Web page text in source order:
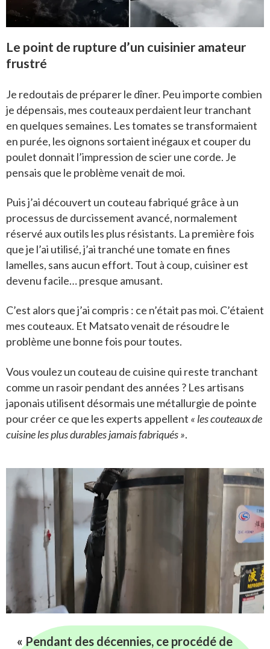
Le point de rupture d’un cuisinier amateur
frustré
Je redoutais de préparer le dîner. Peu importe combien
je dépensais, mes couteaux perdaient leur tranchant
en quelques semaines. Les tomates se transformaient
en purée, les oignons sortaient inégaux et couper du
poulet donnait l’impression de scier une corde. Je
pensais que le problème venait de moi.
Puis j’ai découvert un couteau fabriqué grâce à un
processus de durcissement avancé, normalement
réservé aux outils les plus résistants. La première fois
que je l’ai utilisé, j’ai tranché une tomate en fines
lamelles, sans aucun effort. Tout à coup, cuisiner est
devenu facile… presque amusant.
C’est alors que j’ai compris : ce n’était pas moi. C’étaient
mes couteaux. Et Matsato venait de résoudre le
problème une bonne fois pour toutes.
Vous voulez un couteau de cuisine qui reste tranchant
comme un rasoir pendant des années ? Les artisans
japonais utilisent désormais une métallurgie de pointe
pour créer ce que les experts appellent « les couteaux de
cuisine les plus durables jamais fabriqués ».
« Pendant des décennies, ce procédé de